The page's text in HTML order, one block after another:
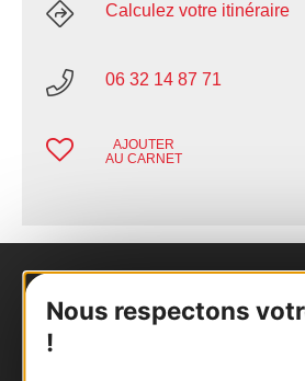
Nous respectons
!
Calculez votre itinéraire
06 32 14 87 71
AJOUTER
AU CARNET
Nous contacter